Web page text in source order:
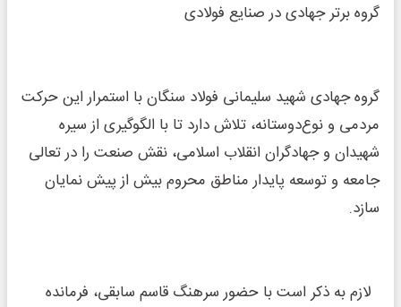
گروه برتر جهادی در صنایع فولادی
گروه جهادی شهید سلیمانی فولاد سنگان با استمرار این حرکت
مردمی و نوع‌دوستانه، تلاش دارد تا با الگوگیری از سیره
شهیدان و جهادگران انقلاب اسلامی، نقش صنعت را در تعالی
جامعه و توسعه پایدار مناطق محروم بیش از پیش نمایان
سازد.
لازم به ذکر است با حضور سرهنگ قاسم سابقی، فرمانده